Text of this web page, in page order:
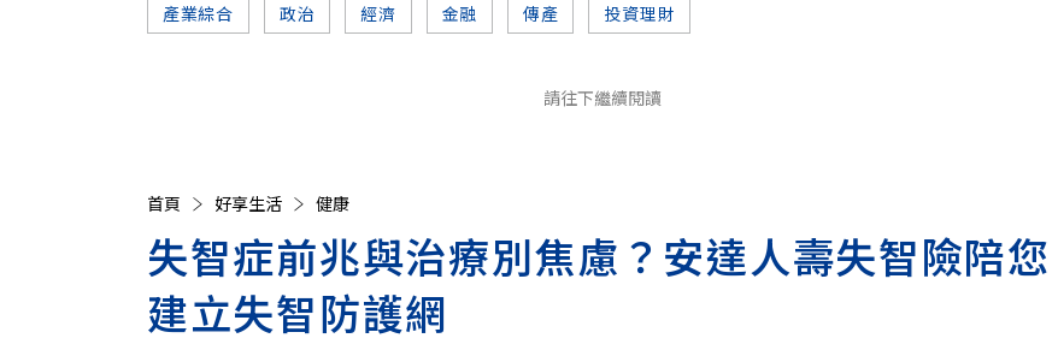
產業綜合 政治 經濟 金融 傳產 投資理財
請往下繼續閱讀
首頁 好享生活 健康
失智症前兆與治療別焦慮？安達人壽失智險陪您
建立失智防護網